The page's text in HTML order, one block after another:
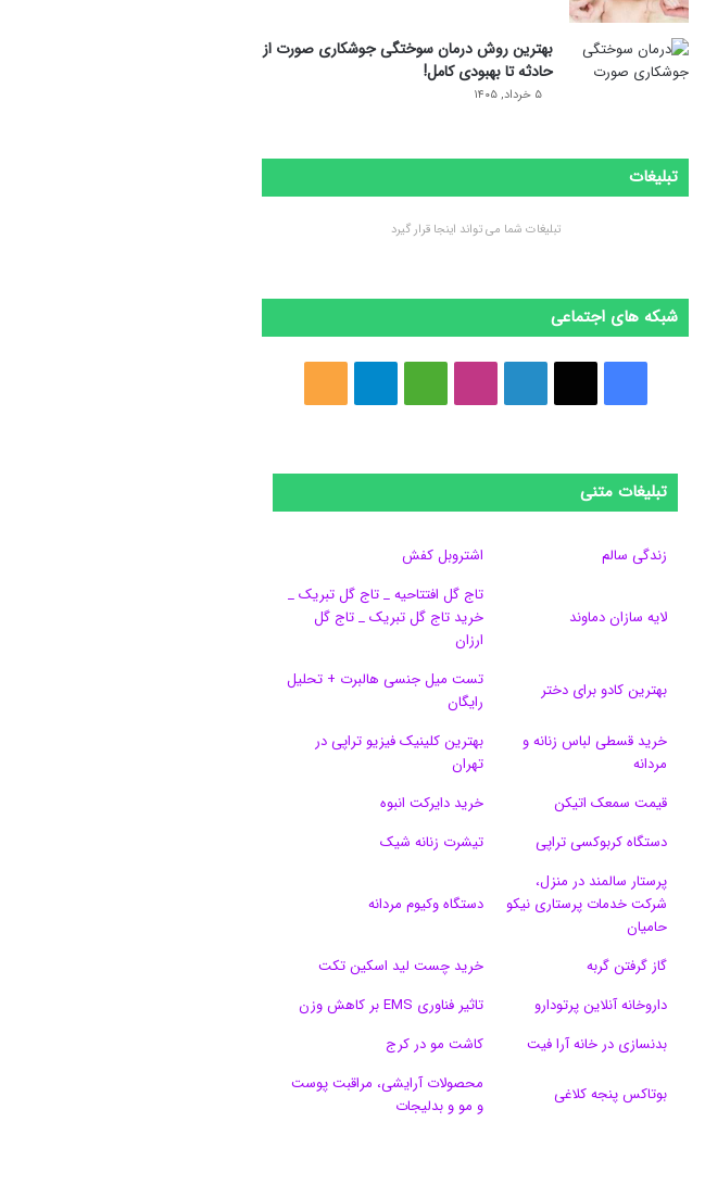
بهترین روش درمان سوختگی جوشکاری صورت از
حادثه تا بهبودی کامل!
۵ خرداد, ۱۴۰۵
تبلیغات
تبلیغات شما می تواند اینجا قرار گیرد
شبکه های اجتماعی
س
ب
و
ک
س
ن
ک
ن
س
ت
ا
گ
ر
ا
م
d
i
u
m
گ
ر
م
ر
ا
تبلیغات متنی
زندگی سالم اشتروبل کفش
لایه سازان دماوند
تاج گل افتتاحیه _ تاج گل تبریک _
خرید تاج گل تبریک _ تاج گل
ارزان
بهترین کادو برای دختر
تست میل جنسی هالبرت + تحلیل
رایگان
خرید قسطی لباس زنانه و
مردانه
بهترین کلینیک فیزیو تراپی در
تهران
قیمت سمعک اتیکن
خرید دایرکت انبوه
دستگاه کربوکسی تراپی
تیشرت زنانه شیک
پرستار سالمند در منزل،
شرکت خدمات پرستاری نیکو
حامیان
دستگاه وکیوم مردانه
گاز گرفتن گربه
خرید چست لید اسکین تکت
داروخانه آنلاین پرتودارو
تاثیر فناوری EMS بر کاهش وزن
بدنسازی در خانه آرا فیت
کاشت مو در کرج
بوتاکس پنجه کلاغی
محصولات آرایشی، مراقبت پوست
و مو و بدلیجات